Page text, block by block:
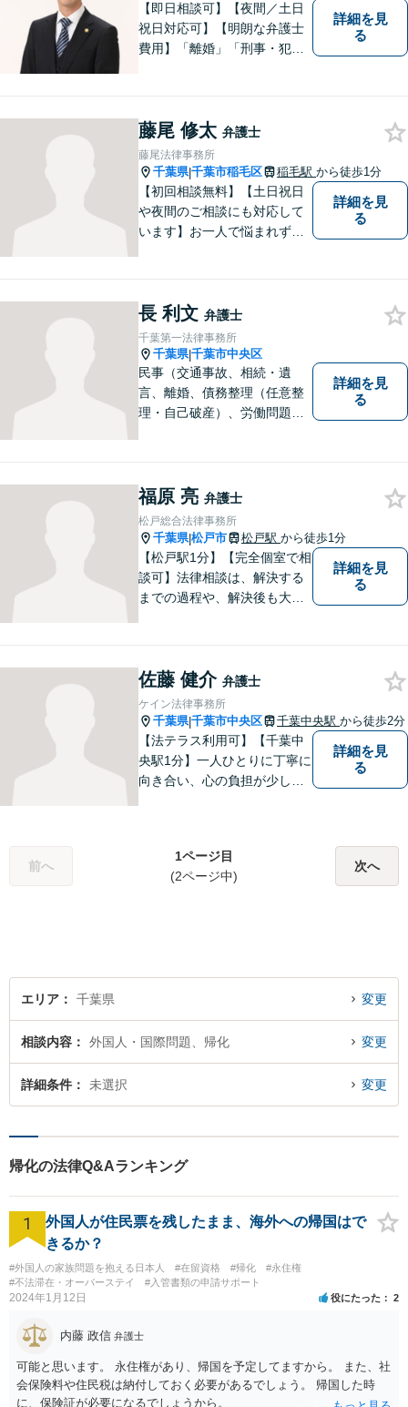
【即日相談可】【夜間／土日
祝日対応可】【明朗な弁護士
費用】「離婚」「刑事・犯罪
う弁護士です。弁護士と税理
士が様々な専門家と連携して
ワンストップで問題解決しま
す。
詳細を見
る
藤尾 修太 弁護士
藤尾法律事務所
千葉県|千葉市稲毛区 稲毛駅 から徒歩1分
【初回相談無料】【土日祝日
や夜間のご相談にも対応して
います】お一人で悩まれず、
詳細を見
る
長 利文 弁護士
千葉第一法律事務所
千葉県|千葉市中央区
民事（交通事故、相続・遺
言、離婚、債務整理（任意整
理・自己破産）、労働問題
ずはご相談ください。問題の
解決に向けて誠心誠意対応い
たします。【近隣駐車場あ
り】
詳細を見
る
福原 亮 弁護士
松戸総合法律事務所
千葉県|松戸市 松戸駅 から徒歩1分
【松戸駅1分】【完全個室で相
談可】法律相談は、解決する
までの過程や、解決後も大切
相談30分無料、オンライン面
談、事前の予約で土日の面談
にも対応しております。
詳細を見
る
佐藤 健介 弁護士
ケイン法律事務所
千葉県|千葉市中央区 千葉中央駅 から徒歩2分
【法テラス利用可】【千葉中
央駅1分】一人ひとりに丁寧に
向き合い、心の負担が少しで
据えた支えを大切にしていま
す。あなたの気持ちにしっか
詳細を見
る
前へ
1ページ目
(2ページ中)
次へ
エリア 千葉県 変更
相談内容 外国人・国際問題、帰化 変更
詳細条件 未選択 変更
帰化の法律Q&Aランキング
1
外国人が住民票を残したまま、海外への帰国はで
きるか？
#外国人の家族問題を抱える日本人 #在留資格 #帰化
#永住権
#不法滞在・オーバーステイ
#入管書類の申請サポート
2024年1月12日 役にたった 2
内藤 政信 弁護士
可能と思います。 永住権があり、帰国を予定してますから。 また、社
会保険料や住民税は納付しておく必要があるでしょう。 帰国した時
に、保険証が必要になるでしょうから。